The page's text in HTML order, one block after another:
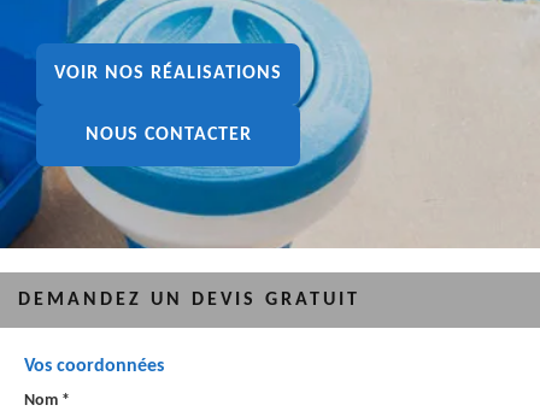
VOIR NOS RÉALISATIONS
NOUS CONTACTER
DEMANDEZ UN DEVIS GRATUIT
Vos coordonnées
Nom *